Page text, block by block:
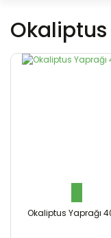
Okaliptus
Okaliptus Yaprağı